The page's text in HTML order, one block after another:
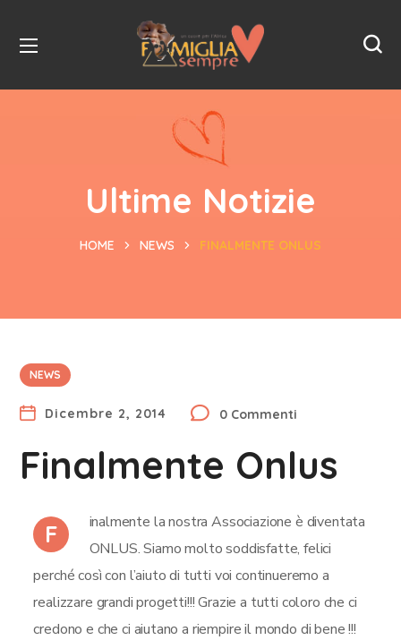
Ultime Notizie
HOME NEWS FINALMENTE ONLUS
NEWS
Dicembre 2, 2014 0 Commenti
Finalmente Onlus
F
inalmente la nostra Associazione è diventata
ONLUS. Siamo molto soddisfatte, felici
perché così con l’aiuto di tutti voi continueremo a
realizzare grandi progetti!!! Grazie a tutti coloro che ci
credono e che ci aiutano a riempire il mondo di bene !!!